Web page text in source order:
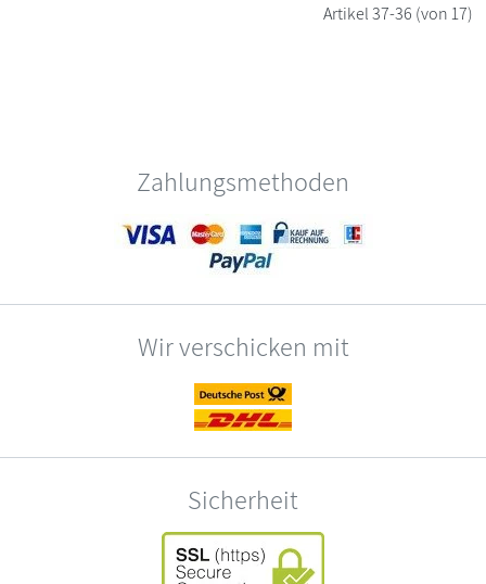
Artikel37-36 (von 17)
Zahlungsmethoden
Wir verschicken mit
Sicherheit